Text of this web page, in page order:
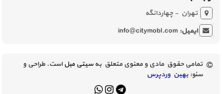
تهران - چهاردانگه
ایمیل:info@citymobl.com
تمامی حقوق مادی و معنوی متعلق بهسیتی مبلاست. طراحی و
سئو: بهین وردپرس